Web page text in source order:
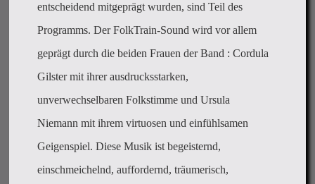
entscheidend mitgeprägt wurden, sind Teil des
Programms. Der FolkTrain-Sound wird vor allem
geprägt durch die beiden Frauen der Band : Cordula
Gilster mit ihrer ausdrucksstarken,
unverwechselbaren Folkstimme und Ursula
Niemann mit ihrem virtuosen und einfühlsamen
Geigenspiel. Diese Musik ist begeisternd,
einschmeichelnd, auffordernd, träumerisch,